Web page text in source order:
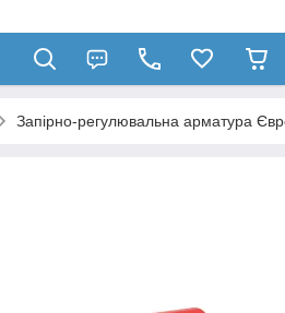
Запірно-регулювальна арматура